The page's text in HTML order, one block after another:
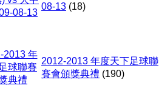
08-13 (18)
2012-2013 年度天下足球聯
賽會頒獎典禮 (190)